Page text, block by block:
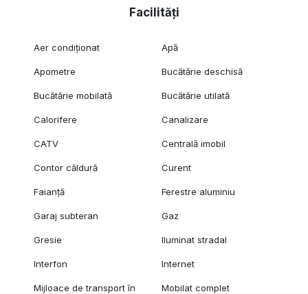
Facilități
Aer condiționat Apă
Apometre Bucătărie deschisă
Bucătărie mobilată Bucătărie utilată
Calorifere Canalizare
CATV Centrală imobil
Contor căldură Curent
Faianță Ferestre aluminiu
Garaj subteran Gaz
Gresie Iluminat stradal
Interfon Internet
Mijloace de transport în
Mobilat complet